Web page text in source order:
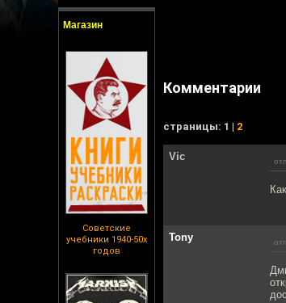
Магазин
Советские
учебники 1940-50х
годов
Комментарии
cтраницы: 1 | 2
Vic
Tony